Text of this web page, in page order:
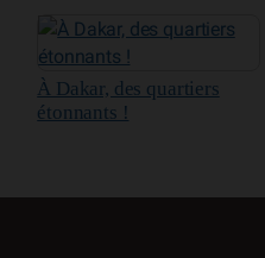
À Dakar, des quartiers
étonnants !